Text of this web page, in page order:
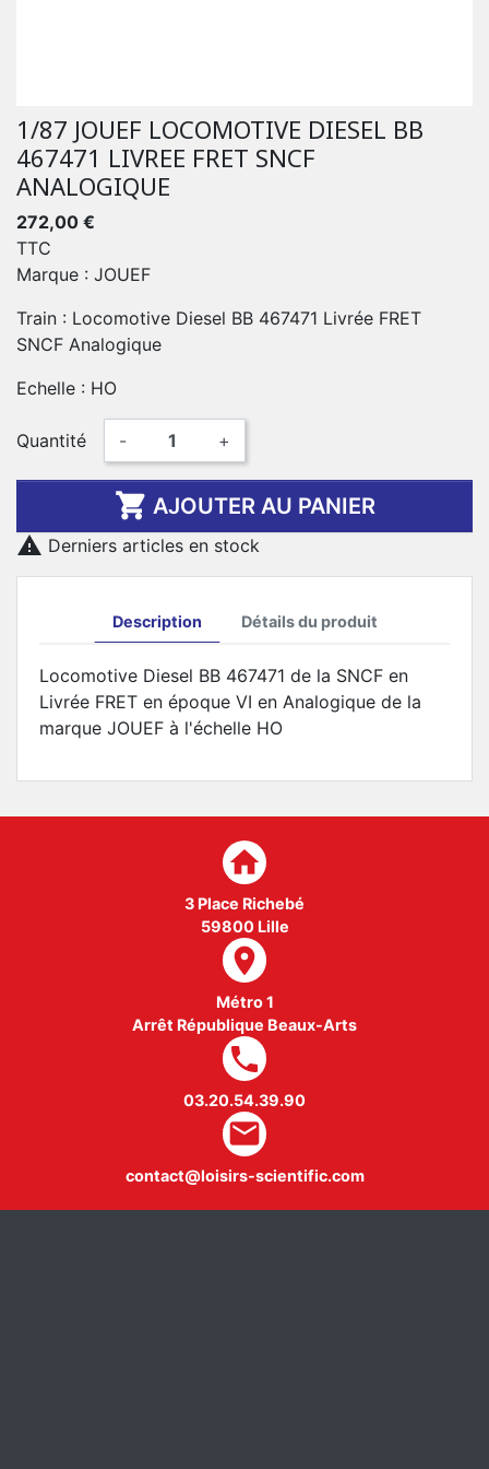
1/87 JOUEF LOCOMOTIVE DIESEL BB
467471 LIVREE FRET SNCF
ANALOGIQUE
272,00 €
TTC
Marque : JOUEF
Train : Locomotive Diesel BB 467471 Livrée FRET
SNCF Analogique
Echelle : HO
Quantité - +
 AJOUTER AU PANIER
 Derniers articles en stock
Description Détails du produit
Locomotive Diesel BB 467471 de la SNCF en
Livrée FRET en époque VI en Analogique de la
marque JOUEF à l'échelle HO
home
3 Place Richebé
59800 Lille
room
Métro 1
Arrêt République Beaux-Arts
local_phone
03.20.54.39.90
mail
contact@loisirs-scientific.com